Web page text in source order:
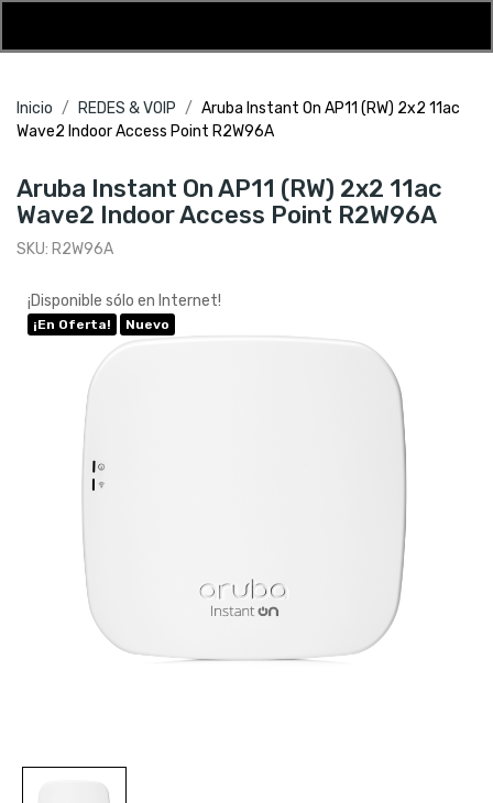
Inicio REDES & VOIP
Aruba Instant On AP11 (RW) 2x2 11ac
Wave2 Indoor Access Point R2W96A
Aruba Instant On AP11 (RW) 2x2 11ac
Wave2 Indoor Access Point R2W96A
SKU: R2W96A
¡Disponible sólo en Internet!
¡En Oferta! Nuevo